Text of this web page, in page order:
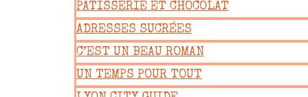
PÂTISSERIE ET CHOCOLAT
ADRESSES SUCRÉES
C’EST UN BEAU ROMAN
UN TEMPS POUR TOUT